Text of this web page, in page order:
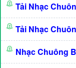
Tải Nhạc
Tải Nhạc
Nhạc Chuông